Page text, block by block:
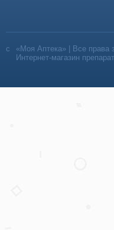
«Моя Аптека» | Все права
Интернет-магазин